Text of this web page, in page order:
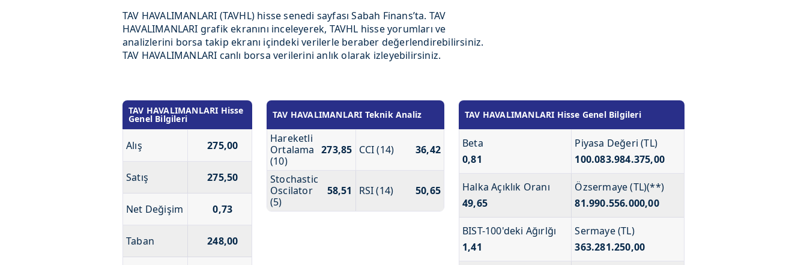
TAV HAVALIMANLARI (TAVHL) hisse senedi sayfası Sabah Finans’ta. TAV
HAVALIMANLARI grafik ekranını inceleyerek, TAVHL hisse yorumları ve
analizlerini borsa takip ekranı içindeki verilerle beraber değerlendirebilirsiniz.
TAV HAVALIMANLARI canlı borsa verilerini anlık olarak izleyebilirsiniz.
TAV HAVALIMANLARI Hisse
Genel Bilgileri
Alış 275,00
Satış 275,50
Net Değişim 0,73
Taban 248,00
TAV HAVALIMANLARI Teknik Analiz
Hareketli
Ortalama
(10)
273,85 CCI (14) 36,42
Stochastic
Oscilator
(5)
58,51 RSI (14) 50,65
TAV HAVALIMANLARI Hisse Genel Bilgileri
Beta
0,81
Piyasa Değeri (TL)
100.083.984.375,00
Halka Açıklık Oranı
49,65
Özsermaye (TL)(**)
81.990.556.000,00
BIST-100'deki Ağırlğı
1,41
Sermaye (TL)
363.281.250,00